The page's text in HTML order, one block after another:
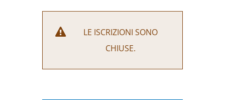
LE ISCRIZIONI SONO
CHIUSE.